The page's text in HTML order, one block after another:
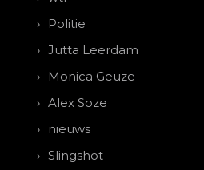
Politie
Jutta Leerdam
Monica Geuze
Alex Soze
nieuws
Slingshot